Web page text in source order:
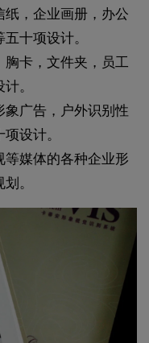
，企业画册，办公
十项设计。
胸卡，文件夹，员工
。
象广告，户外识别性
设计。
等媒体的各种企业形
。